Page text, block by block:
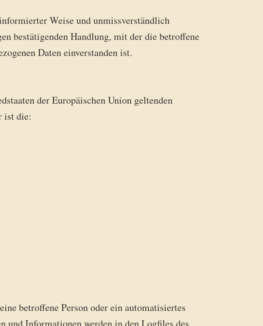
Weise und unmissverständlich
bestätigenden Handlung, mit der die betroffene
Daten einverstanden ist.
der Europäischen Union geltenden
ist die:
betroffene Person oder ein automatisiertes